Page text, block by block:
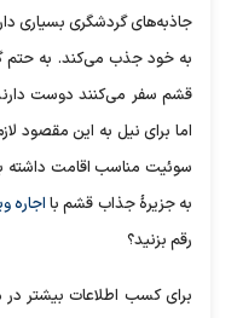
جاذبه‌های گردشگری بسیاری
به خود جذب می‌کند. به حتم
قشم سفر می‌کنند دوست
اما برای نیل به این مقصود
سوئیت مناسب اقامت داشته
به جزیرۀ جذاب قشم با اجاره
رقم بزنید؟
برای کسب اطلاعات بیشتر